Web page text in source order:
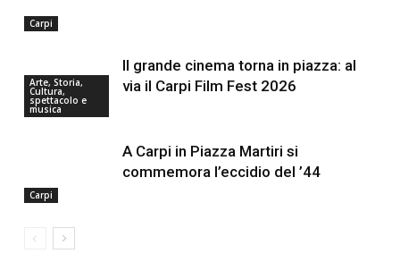
Carpi
Arte, Storia,
Cultura,
spettacolo e
musica
Il grande cinema torna in piazza: al
via il Carpi Film Fest 2026
Carpi
A Carpi in Piazza Martiri si
commemora l’eccidio del ’44